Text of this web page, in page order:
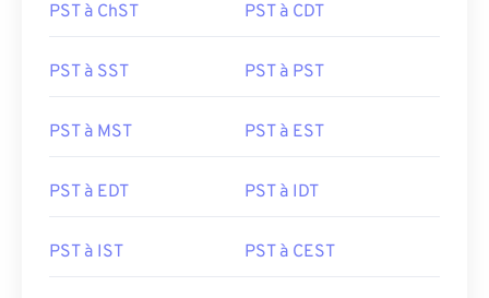
PST à ChST PST à CDT
PST à SST PST à PST
PST à MST PST à EST
PST à EDT PST à IDT
PST à IST PST à CEST